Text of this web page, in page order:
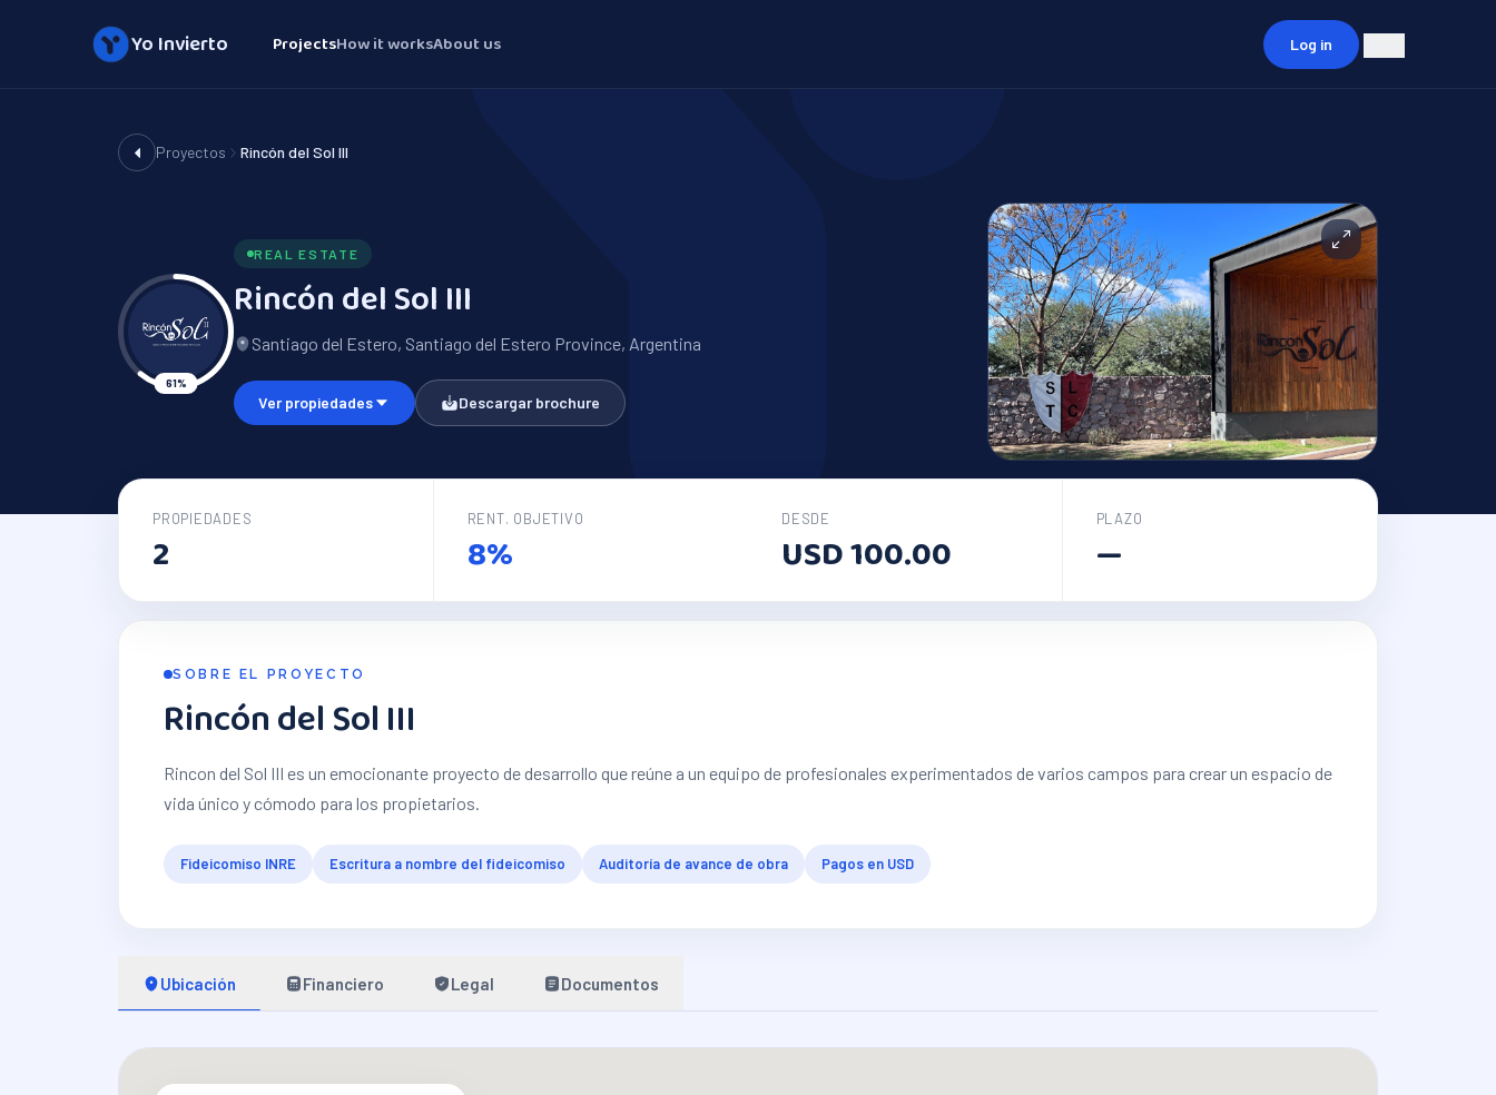
Yo Invierto ProjectsHow it worksAbout us Log in
Proyectos Rincón del Sol III
61%
REAL ESTATE
Rincón del Sol III
Santiago del Estero, Santiago del Estero Province, Argentina
Verpropiedades Descargar brochure
PROPIEDADES
2
RENT. OBJETIVO
8%
DESDE
USD 100.00
PLAZO
—
SOBRE EL PROYECTO
Rincón del Sol III
Rincon del Sol III es un emocionante proyecto de desarrollo que reúne a un equipo de profesionales experimentados de varios campos para crear un espacio de
vida único y cómodo para los propietarios.
Fideicomiso INRE Escritura a nombre del fideicomiso Auditoría de avance de obra Pagos en USD
Ubicación Financiero Legal Documentos